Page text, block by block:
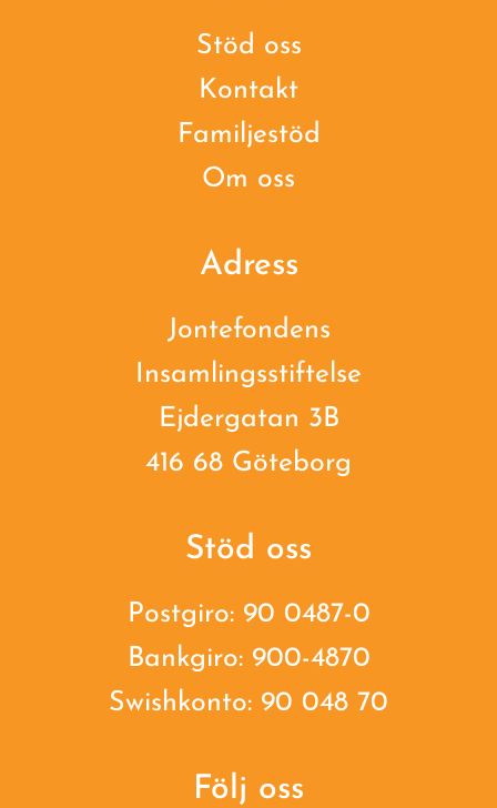
Stöd oss
Kontakt
Familjestöd
Om oss
Adress
Jontefondens
Insamlingsstiftelse
Ejdergatan 3B
416 68 Göteborg
Stöd oss
Postgiro: 90 0487-0
Bankgiro: 900-4870
Swishkonto: 90 048 70
Följ oss